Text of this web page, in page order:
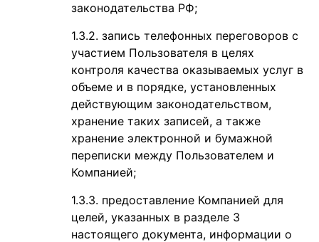
законодательства РФ;
запись телефонных переговоров с
участием Пользователя в целях
контроля качества оказываемых услуг в
объеме и в порядке, установленных
действующим законодательством,
хранение таких записей, а также
хранение электронной и бумажной
переписки между Пользователем и
Компанией;
предоставление Компанией для
целей, указанных в разделе 3
настоящего документа, информации о